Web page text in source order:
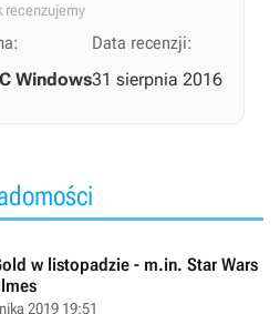
recenzujemy
Windows
Data recenzji:
31 sierpnia 2016
w listopadzie - m.in. Star Wars
2019 19:51